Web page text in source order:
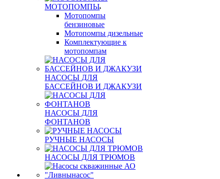
МОТОПОМПЫ
Мотопомпы
бензиновые
Мотопомпы дизельные
Комплектующие к
мотопомпам
НАСОСЫ ДЛЯ
БАССЕЙНОВ И ДЖАКУЗИ
НАСОСЫ ДЛЯ
ФОНТАНОВ
РУЧНЫЕ НАСОСЫ
НАСОСЫ ДЛЯ ТРЮМОВ